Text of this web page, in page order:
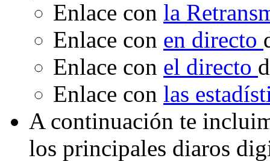
Enlace con la
Enlace con en directo
Enlace con el directo
Enlace con las
A continuación te
los principales diaros